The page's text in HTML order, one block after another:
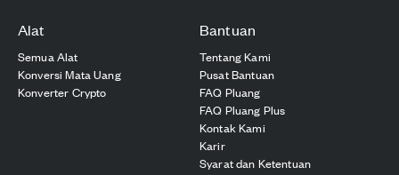
Alat
Semua Alat
Konversi Mata Uang
Konverter Crypto
Bantuan
Tentang Kami
Pusat Bantuan
FAQ Pluang
FAQ Pluang Plus
Kontak Kami
Karir
Syarat dan Ketentuan